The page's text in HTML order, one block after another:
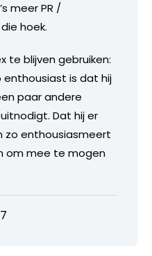
meer PR /
hoek.
te blijven gebruiken:
is dat hij
paar andere
Dat hij er
enthousiasmeert
om mee te mogen